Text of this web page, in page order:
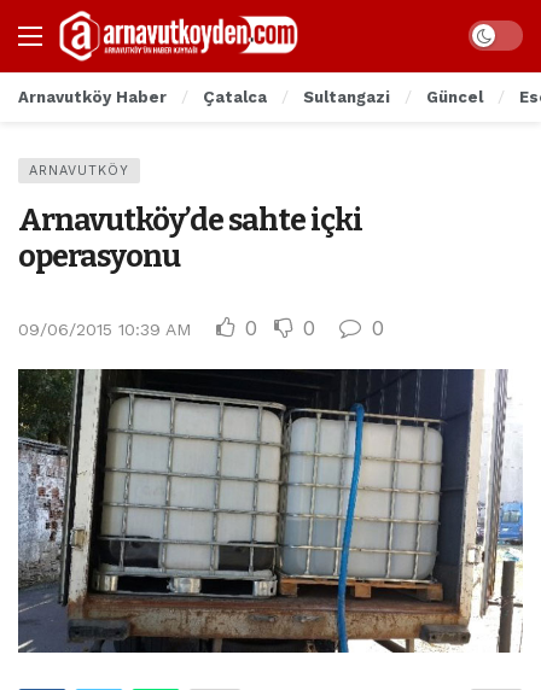
Arnavutköy Haber Çatalca Sultangazi Güncel
ARNAVUTKÖY
Arnavutköy’de sahte içki
operasyonu
09/06/2015 10:39 AM 0 0 0